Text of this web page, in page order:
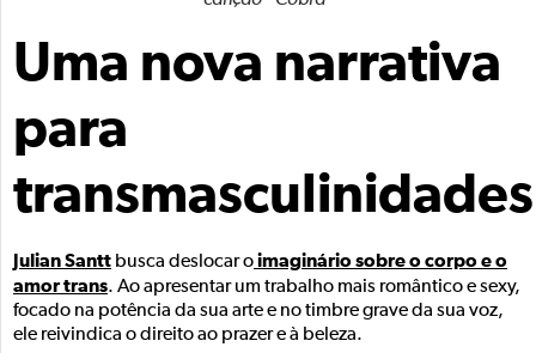
Uma nova narrativa
para
transmasculinidades
Julian Santt busca deslocar oimaginário sobre o corpo e o
amor trans. Ao apresentar um trabalho mais romântico e sexy,
focado na potência da sua arte e no timbre grave da sua voz,
ele reivindica o direito ao prazer e à beleza.